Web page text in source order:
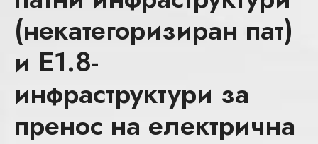
(некатегоризиран пат)
и Е1.8-
инфраструктури за
пренос на електрична